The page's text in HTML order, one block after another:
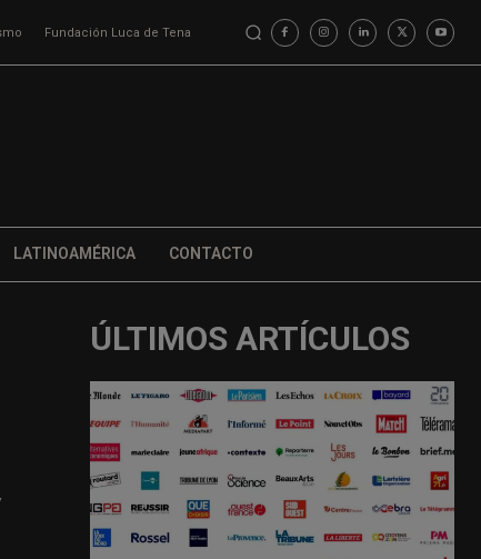
Fundación Luca de Tena
LATINOAMÉRICA CONTACTO
ÚLTIMOS ARTÍCULOS